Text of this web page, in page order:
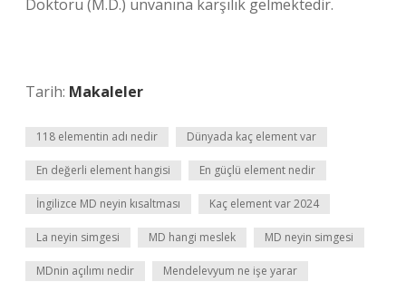
Doktoru (M.D.) ünvanına karşılık gelmektedir.
Tarih: Makaleler
118 elementin adı nedir Dünyada kaç element var
En değerli element hangisi En güçlü element nedir
İngilizce MD neyin kısaltması Kaç element var 2024
La neyin simgesi MD hangi meslek MD neyin simgesi
MDnin açılımı nedir Mendelevyum ne işe yarar